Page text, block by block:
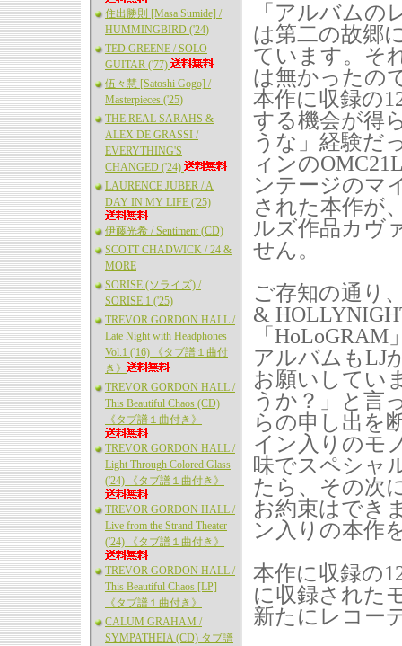
住出勝則 [Masa Sumide] /
HUMMINGBIRD ('24)
TED GREENE / SOLO
GUITAR ('77)
伍々慧 [Satoshi Gogo] /
Masterpieces ('25)
THE REAL SARAHS &
ALEX DE GRASSI /
EVERYTHING'S
CHANGED ('24)
LAURENCE JUBER / A
DAY IN MY LIFE ('25)
伊藤光希 / Sentiment (CD)
SCOTT CHADWICK / 24 &
MORE
SORISE (ソライズ) /
SORISE 1 ('25)
TREVOR GORDON HALL /
Late Night with Headphones
Vol.1 ('16) 《タブ譜１曲付
き》
TREVOR GORDON HALL /
This Beautiful Chaos (CD)
《タブ譜１曲付き》
TREVOR GORDON HALL /
Light Through Colored Glass
('24) 《タブ譜１曲付き》
TREVOR GORDON HALL /
Live from the Strand Theater
('24) 《タブ譜１曲付き》
TREVOR GORDON HALL /
This Beautiful Chaos [LP]
《タブ譜１曲付き》
CALUM GRAHAM /
SYMPATHEIA (CD) タブ譜
「アルバムの
は第二の故郷
ています。そ
は無かったの
本作に収録の
する機会が得
うな」経験だ
ィンの
ンテージのマ
された本作が
ルズ作品カヴ
せん。
ご存知の通り
&
「
アルバムもLJ
お願いしてい
うか？」と言
らの申し出を
イン入りのモ
味でスペシャ
たら、その次
お約束はでき
ン入りの本作
本作に収録の
に収録された
新たにレコー